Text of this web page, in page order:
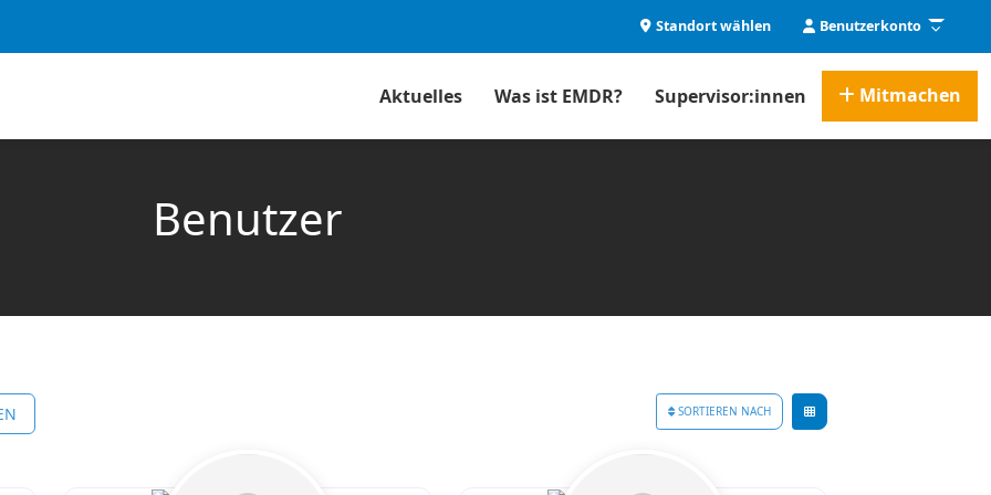
Standort wählen Benutzerkonto
Aktuelles Was ist EMDR? Supervisor:innen Mitmachen
Benutzer
SORTIEREN NACH